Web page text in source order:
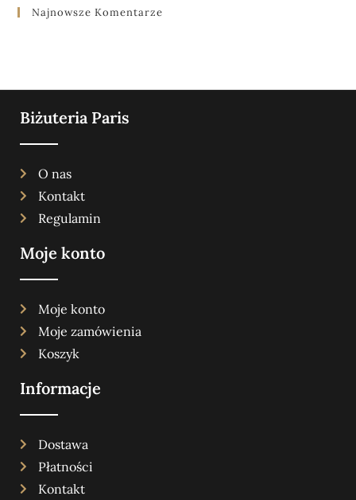
Najnowsze Komentarze
Biżuteria Paris
O nas
Kontakt
Regulamin
Moje konto
Moje konto
Moje zamówienia
Koszyk
Informacje
Dostawa
Płatności
Kontakt